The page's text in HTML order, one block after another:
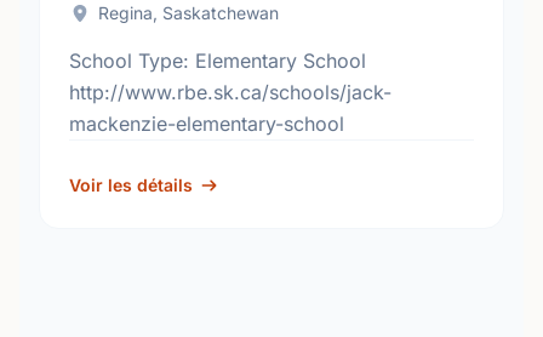
Regina, Saskatchewan
School Type: Elementary School
http://www.rbe.sk.ca/schools/jack-
mackenzie-elementary-school
Voir les détails